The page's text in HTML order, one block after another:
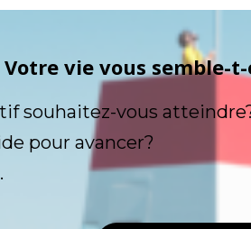
Votre vie vous semble-
souhaitez-vous
pour avancer?